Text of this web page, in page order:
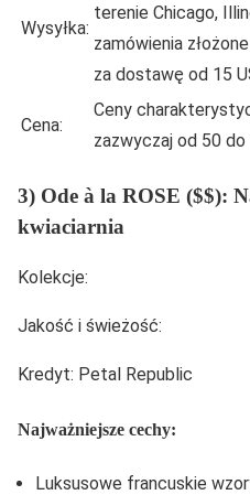
Wysyłka:
terenie Chicago,
zamówienia
za dostawę od 15
Cena:
Ceny
zazwyczaj od 50 do
3) Ode à la ROSE ($$):
kwiaciarnia
Kolekcje:
Jakość i świeżość:
Kredyt: Petal Republic
Najważniejsze cechy:
Luksusowe francuskie